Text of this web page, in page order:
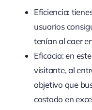
Eficiencia:
usuarios
tenían al caer
Eficacia: en
visitante, al
objetivo que
costado en